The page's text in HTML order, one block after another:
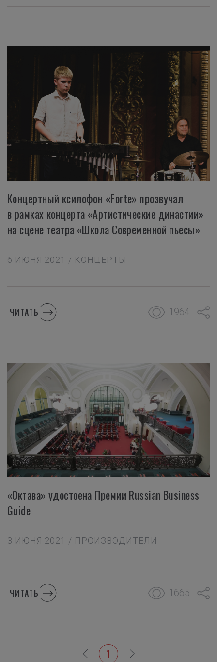
Концертный ксилофон «Forte» прозвучал
в рамках концерта «Артистические династии»
на сцене театра «Школа Современной пьесы»
6 ИЮНЯ 2021 / КОНЦЕРТЫ
ЧИТАТЬ 1964
«Октава» удостоена Премии Russian Business
Guide
3 ИЮНЯ 2021 / ПРОИЗВОДИТЕЛИ
ЧИТАТЬ 1665
1